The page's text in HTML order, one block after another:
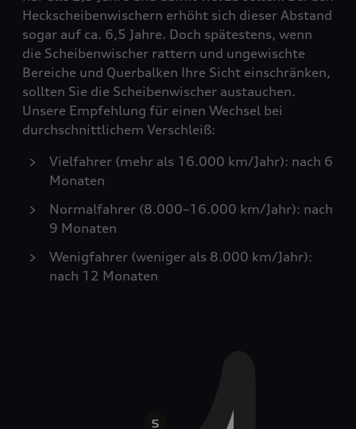
Heckscheibenwischern erhöht sich dieser Abstand
sogar auf ca. 6,5 Jahre. Doch spätestens, wenn
die Scheibenwischer rattern und ungewischte
Bereiche und Querbalken Ihre Sicht einschränken,
sollten Sie die Scheibenwischer austauchen.
Unsere Empfehlung für einen Wechsel bei
durchschnittlichem Verschleiß:
Vielfahrer (mehr als 16.000 km/Jahr): nach 6
Monaten
Normalfahrer (8.000–16.000 km/Jahr): nach
9 Monaten
Wenigfahrer (weniger als 8.000 km/Jahr):
nach 12 Monaten